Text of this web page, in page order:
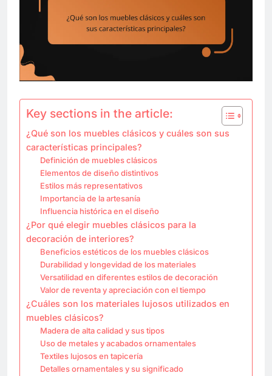
Key sections in the article:
¿Qué son los muebles clásicos y cuáles son sus
características principales?
Definición de muebles clásicos
Elementos de diseño distintivos
Estilos más representativos
Importancia de la artesanía
Influencia histórica en el diseño
¿Por qué elegir muebles clásicos para la
decoración de interiores?
Beneficios estéticos de los muebles clásicos
Durabilidad y longevidad de los materiales
Versatilidad en diferentes estilos de decoración
Valor de reventa y apreciación con el tiempo
¿Cuáles son los materiales lujosos utilizados en
muebles clásicos?
Madera de alta calidad y sus tipos
Uso de metales y acabados ornamentales
Textiles lujosos en tapicería
Detalles ornamentales y su significado